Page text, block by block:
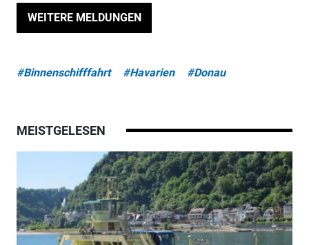
WEITERE MELDUNGEN
#Binnenschifffahrt #Havarien #Donau
MEISTGELESEN